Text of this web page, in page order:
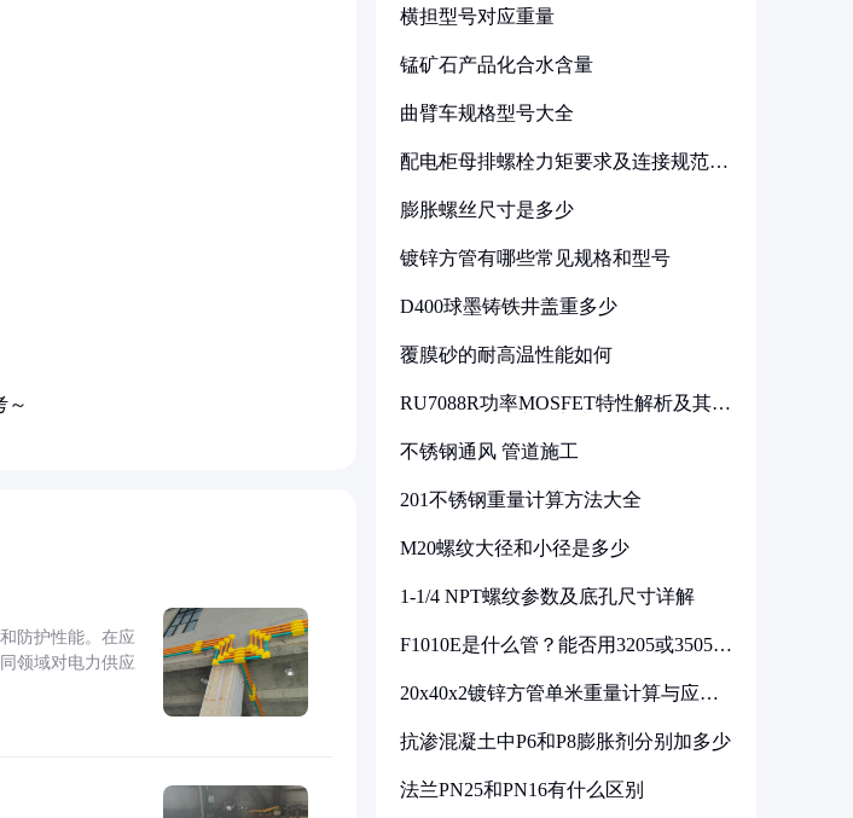
～
防护性能。在应
领域对电力供应
横担型号对应重量
锰矿石产品化合水含量
曲臂车规格型号大全
配电柜母排螺栓力矩要求及连接规范详
膨胀螺丝尺寸是多少
镀锌方管有哪些常见规格和型号
D400球墨铸铁井盖重多少
覆膜砂的耐高温性能如何
RU7088R功率MOSFET特性解析及其在
不锈钢通风 管道施工
201不锈钢重量计算方法大全
M20螺纹大径和小径是多少
1-1/4 NPT螺纹参数及底孔尺寸详解
F1010E是什么管？能否用3205或3505代
20x40x2镀锌方管单米重量计算与应用
抗渗混凝土中P6和P8膨胀剂分别加多少
法兰PN25和PN16有什么区别